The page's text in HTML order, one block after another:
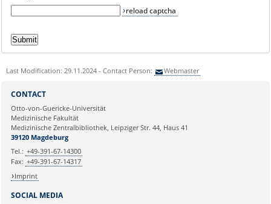
reload captcha
Last Modification: 29.11.2024 - Contact Person: Webmaster
SOCIAL MEDIA
CONTACT
Otto-von-Guericke-Universität
Medizinische Fakultät
Medizinische Zentralbibliothek, Leipziger Str. 44, Haus 41
39120 Magdeburg
Tel.: +49-391-67-14300
Fax: +49-391-67-14317
Imprint